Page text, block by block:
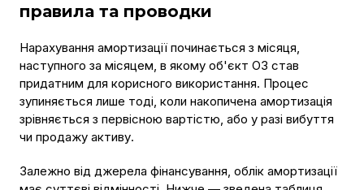
правила та проводки
Нарахування амортизації починається з місяця,
наступного за місяцем, в якому об'єкт ОЗ став
придатним для корисного використання. Процес
зупиняється лише тоді, коли накопичена амортизація
зрівняється з первісною вартістю, або у разі вибуття
чи продажу активу.
Залежно від джерела фінансування, облік амортизації